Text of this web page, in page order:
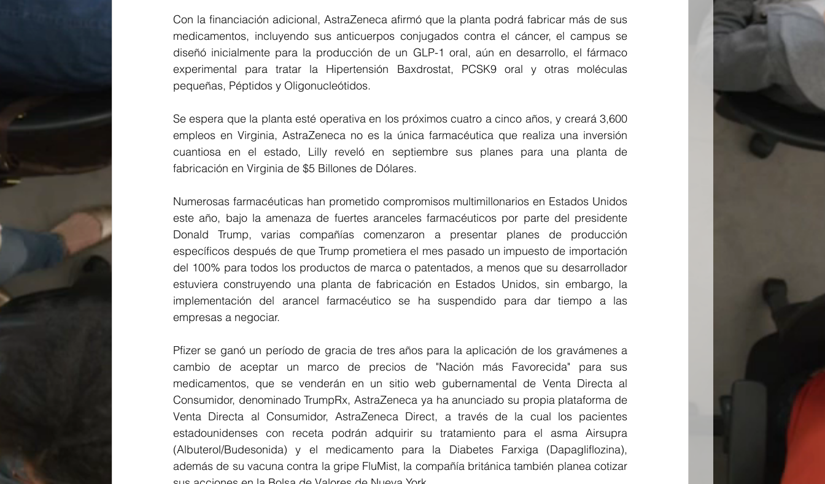
Con la financiación adicional, AstraZeneca afirmó que la planta podrá fabricar más de sus
medicamentos, incluyendo sus anticuerpos conjugados contra el cáncer, el campus se
diseñó inicialmente para la producción de un GLP-1 oral, aún en desarrollo, el fármaco
experimental para tratar la Hipertensión Baxdrostat, PCSK9 oral y otras moléculas
pequeñas, Péptidos y Oligonucleótidos.
Se espera que la planta esté operativa en los próximos cuatro a cinco años, y creará 3,600
empleos en Virginia, AstraZeneca no es la única farmacéutica que realiza una inversión
cuantiosa en el estado, Lilly reveló en septiembre sus planes para una planta de
fabricación en Virginia de $5 Billones de Dólares.
Numerosas farmacéuticas han prometido compromisos multimillonarios en Estados Unidos
este año, bajo la amenaza de fuertes aranceles farmacéuticos por parte del presidente
Donald Trump, varias compañías comenzaron a presentar planes de producción
específicos después de que Trump prometiera el mes pasado un impuesto de importación
del 100% para todos los productos de marca o patentados, a menos que su desarrollador
estuviera construyendo una planta de fabricación en Estados Unidos, sin embargo, la
implementación del arancel farmacéutico se ha suspendido para dar tiempo a las
empresas a negociar.
Pfizer se ganó un período de gracia de tres años para la aplicación de los gravámenes a
cambio de aceptar un marco de precios de "Nación más Favorecida" para sus
medicamentos, que se venderán en un sitio web gubernamental de Venta Directa al
Consumidor, denominado TrumpRx, AstraZeneca ya ha anunciado su propia plataforma de
Venta Directa al Consumidor, AstraZeneca Direct, a través de la cual los pacientes
estadounidenses con receta podrán adquirir su tratamiento para el asma Airsupra
(Albuterol/Budesonida) y el medicamento para la Diabetes Farxiga (Dapagliflozina),
además de su vacuna contra la gripe FluMist, la compañía británica también planea cotizar